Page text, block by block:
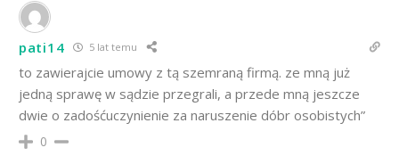
pati14 5 lat temu
to zawierajcie umowy z tą szemraną firmą. ze mną już
jedną sprawę w sądzie przegrali, a przede mną jeszcze
dwie o zadośćuczynienie za naruszenie dóbr osobistych”
0